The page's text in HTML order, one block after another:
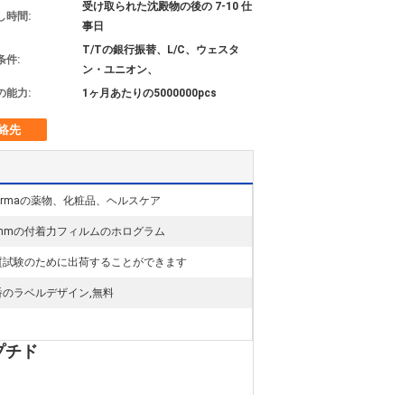
時間:
受け取られた沈殿物の後の 7-10 仕
事日
件:
T/Tの銀行振替、L/C、ウェスタ
ン・ユニオン、
能力:
1ヶ月あたりの5000000pcs
先
の薬物、化粧品、ヘルスケア
の付着力フィルムのホログラム
試験のために出荷することができます
のラベルデザイン,無料
チド